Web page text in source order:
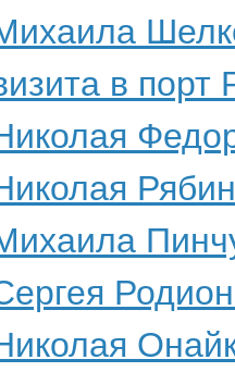
в порт